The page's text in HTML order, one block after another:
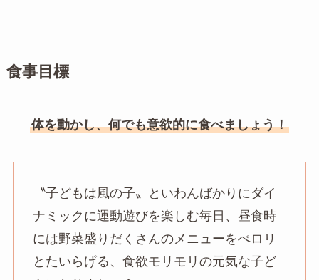
食事目標
体を動かし、何でも意欲的に食べましょう！
〝子どもは風の子〟といわんばかりにダイ
ナミックに運動遊びを楽しむ毎日、昼食時
には野菜盛りだくさんのメニューをぺロリ
とたいらげる、食欲モリモリの元気な子ど